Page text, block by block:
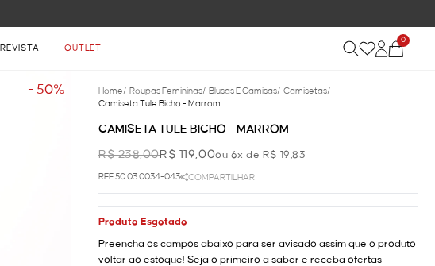
REVISTA OUTLET
0
- 50% Home/ Roupas Femininas/ Blusas E Camisas/ Camisetas/
Camiseta Tule Bicho - Marrom
CAMISETA TULE BICHO - MARROM
R$ 238,00R$ 119,00ou 6x de R$ 19,83
REF.50.03.0034-043 COMPARTILHAR
Produto Esgotado
Preencha os campos abaixo para ser avisado assim que o produto
voltar ao estoque! Seja o primeiro a saber e receba ofertas